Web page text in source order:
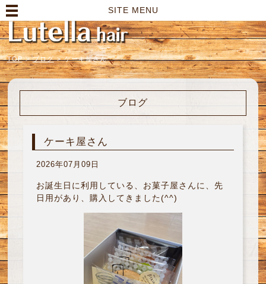
SITE MENU
TOP > ブログ > ケーキ屋さん
ブログ
ケーキ屋さん
2026年07月09日
お誕生日に利用している、お菓子屋さんに、先
日用があり、購入してきました(^^)